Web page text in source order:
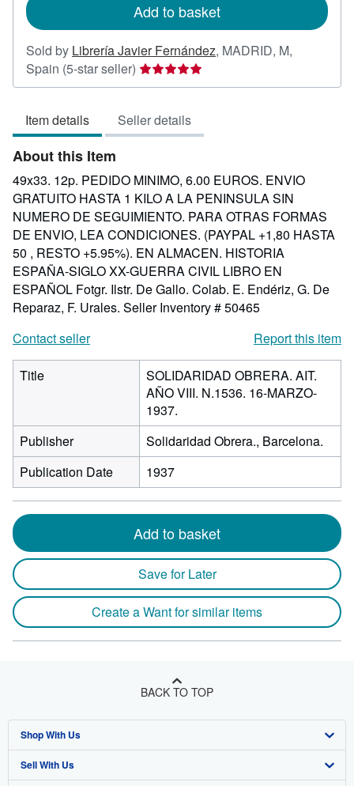
Add to basket
Sold by Librería Javier Fernández, MADRID, M,
Spain (5-star seller) Seller
rating
out
of
stars
Item details Seller details
About this Item
49x33. 12p. PEDIDO MINIMO, 6.00 EUROS. ENVIO
GRATUITO HASTA 1 KILO A LA PENINSULA SIN
NUMERO DE SEGUIMIENTO. PARA OTRAS FORMAS
DE ENVIO, LEA CONDICIONES. (PAYPAL +1,80 HASTA
50 , RESTO +5.95%). EN ALMACEN. HISTORIA
ESPAÑA-SIGLO XX-GUERRA CIVIL LIBRO EN
ESPAÑOL Fotgr. Ilstr. De Gallo. Colab. E. Endériz, G. De
Reparaz, F. Urales. Seller Inventory # 50465
Contact seller
Report this item
Title
SOLIDARIDAD OBRERA. AIT.
AÑO VIII. N.1536. 16-MARZO-
1937.
Publisher
Solidaridad Obrera., Barcelona.
Publication Date
1937
Add to basket
Save for Later
Create a Want for similar items
BACK TO TOP
Shop With Us
Advanced Search
Sell With Us